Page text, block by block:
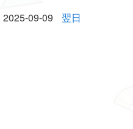
2025-09-09 翌日